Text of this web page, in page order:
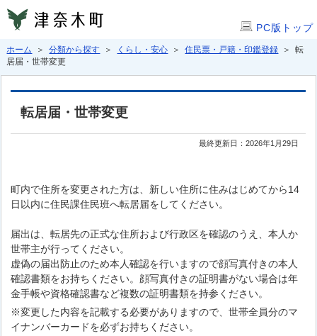
PC版トップ
ホーム ＞分類から探す ＞ くらし・安心 ＞住民票・戸籍・印鑑登録 ＞ 転
居届・世帯変更
転居届・世帯変更
最終更新日：2026年1月29日
町内で住所を変更された方は、新しい住所に住みはじめてから14
日以内に住民課住民班へ転居届をしてください。
届出は、転居先の正式な住所および行政区を確認のうえ、本人か
世帯主が行ってください。
虚偽の届出防止のため本人確認を行いますので顔写真付きの本人
確認書類をお持ちください。顔写真付きの証明書がない場合は年
金手帳や資格確認書など複数の証明書類を持参ください。
※変更した内容を記載する必要がありますので、世帯全員分のマ
イナンバーカードを必ずお持ちください。